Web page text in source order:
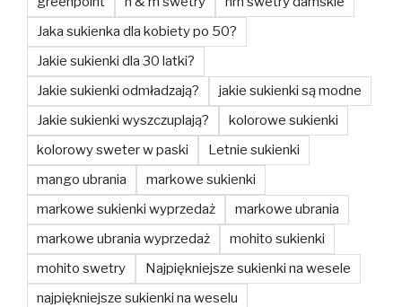
Jaka sukienka dla kobiety po 50?
Jakie sukienki dla 30 latki?
Jakie sukienki odmładzają?
jakie sukienki są modne
Jakie sukienki wyszczuplają?
kolorowe sukienki
kolorowy sweter w paski
Letnie sukienki
mango ubrania
markowe sukienki
markowe sukienki wyprzedaż
markowe ubrania
markowe ubrania wyprzedaż
mohito sukienki
mohito swetry
Najpiękniejsze sukienki na wesele
najpiękniejsze sukienki na weselu